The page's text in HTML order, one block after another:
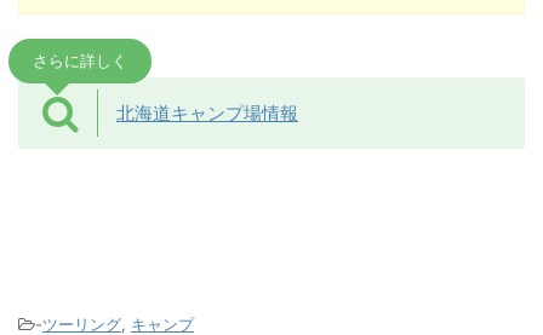
さらに詳しく
北海道キャンプ場情報
-ツーリング, キャンプ